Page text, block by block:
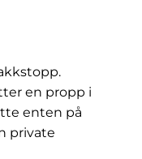
en propp i
enten på
private